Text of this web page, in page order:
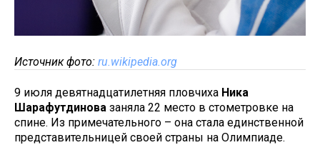
Источник фото: ru.wikipedia.org
9 июля девятнадцатилетняя пловчиха Ника
Шарафутдинова заняла 22 место в стометровке на
спине. Из примечательного – она стала единственной
представительницей своей страны на Олимпиаде.